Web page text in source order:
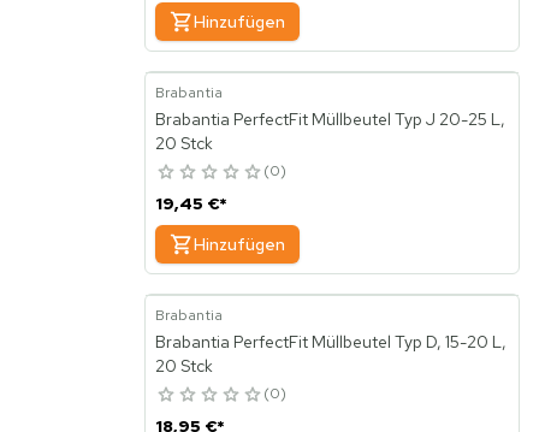
Hinzufügen
Brabantia
Brabantia PerfectFit Müllbeutel Typ J 20-25 L,
20 Stck
0
19,45 €*
Hinzufügen
Brabantia
Brabantia PerfectFit Müllbeutel Typ D, 15-20 L,
20 Stck
0
18,95 €*